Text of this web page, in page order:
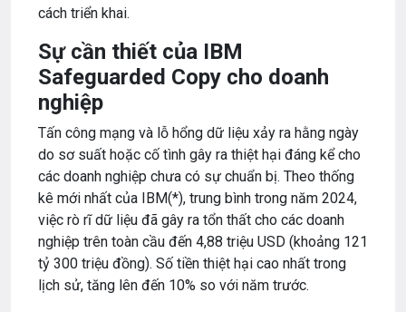
cách triển khai.
Sự cần thiết của IBM
Safeguarded Copy cho doanh
nghiệp
Tấn công mạng và lỗ hổng dữ liệu xảy ra hằng ngày
do sơ suất hoặc cố tình gây ra thiệt hại đáng kể cho
các doanh nghiệp chưa có sự chuẩn bị. Theo thống
kê mới nhất của IBM(*), trung bình trong năm 2024,
việc rò rĩ dữ liệu đã gây ra tổn thất cho các doanh
nghiệp trên toàn cầu đến 4,88 triệu USD (khoảng 121
tỷ 300 triệu đồng). Số tiền thiệt hại cao nhất trong
lịch sử, tăng lên đến 10% so với năm trước.